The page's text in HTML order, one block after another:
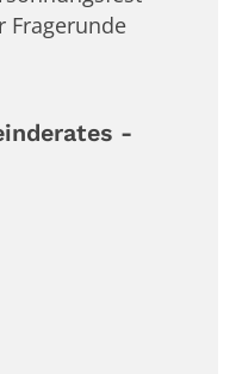
Fragerunde
-